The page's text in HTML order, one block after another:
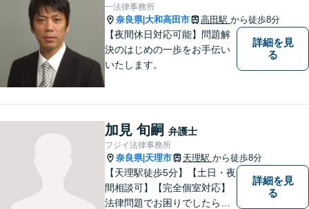
一法律事務所
奈良県|大和高田市 高田駅 から徒歩8分
【夜間休日対応可能】問題解
決のはじめの一歩をお手伝い
いたします。
詳細を見
る
加見 旬嗣 弁護士
フジイ法律事務所
奈良県| 天理市 天理駅 から徒歩8分
【天理駅徒歩5分】【土日・夜
間相談可】【完全個室対応】
法律問題でお困りでしたらお
詳細を見
る